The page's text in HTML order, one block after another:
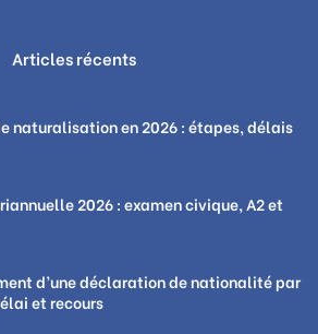
Articles récents
naturalisation en 2026 : étapes, délais
2026 : examen civique, A2 et
d’une déclaration de nationalité par
et recours